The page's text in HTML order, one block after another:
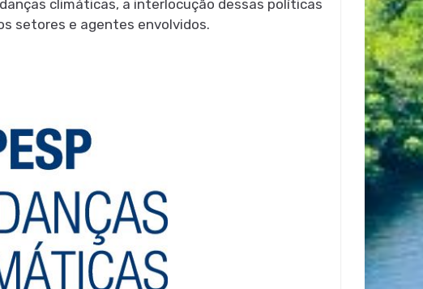
climáticas, a interlocução dessas políticas
setores e agentes envolvidos.